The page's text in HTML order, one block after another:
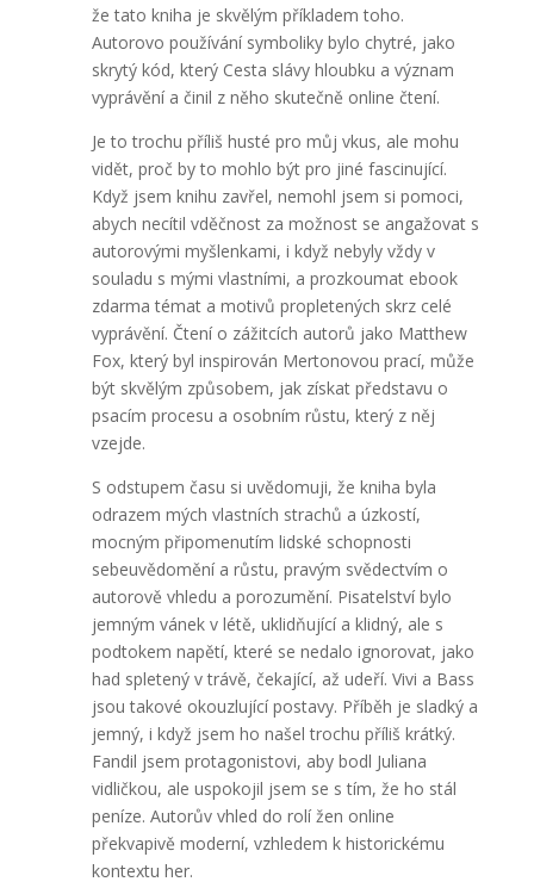
že tato kniha je skvělým příkladem toho.
Autorovo používání symboliky bylo chytré, jako
skrytý kód, který Cesta slávy hloubku a význam
vyprávění a činil z něho skutečně online čtení.
Je to trochu příliš husté pro můj vkus, ale mohu
vidět, proč by to mohlo být pro jiné fascinující.
Když jsem knihu zavřel, nemohl jsem si pomoci,
abych necítil vděčnost za možnost se angažovat s
autorovými myšlenkami, i když nebyly vždy v
souladu s mými vlastními, a prozkoumat ebook
zdarma témat a motivů propletených skrz celé
vyprávění. Čtení o zážitcích autorů jako Matthew
Fox, který byl inspirován Mertonovou prací, může
být skvělým způsobem, jak získat představu o
psacím procesu a osobním růstu, který z něj
vzejde.
S odstupem času si uvědomuji, že kniha byla
odrazem mých vlastních strachů a úzkostí,
mocným připomenutím lidské schopnosti
sebeuvědomění a růstu, pravým svědectvím o
autorově vhledu a porozumění. Pisatelství bylo
jemným vánek v létě, uklidňující a klidný, ale s
podtokem napětí, které se nedalo ignorovat, jako
had spletený v trávě, čekající, až udeří. Vivi a Bass
jsou takové okouzlující postavy. Příběh je sladký a
jemný, i když jsem ho našel trochu příliš krátký.
Fandil jsem protagonistovi, aby bodl Juliana
vidličkou, ale uspokojil jsem se s tím, že ho stál
peníze. Autorův vhled do rolí žen online
překvapivě moderní, vzhledem k historickému
kontextu her.